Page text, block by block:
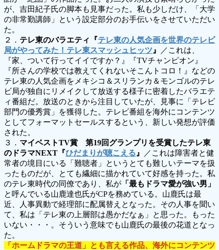
が、吉田紀子氏の脚本も見事だった。私も少しだけ、「大学
の非常勤講師」という設定部分のお手伝いをさせていただい
た。
２． テレ東のバラエティ『テレ東の人気企画を世界のテレビ
局がやってみた！テレ東スマッシュヒッツ 』
／これは、
『家、ついて行ってイイですか？』『TVチャンピオン』
『所さんの学校では教えてくれないそこんトコロ！』などの
テレ東の人気企画をメキシコ＆スリランカ＆モンゴルのテレ
ビ局が独自にリメイクして放送する様子に密着したバラエテ
ィ番組だ。放送のときから注目していたが、見事に「テレビ
部門の優秀賞」を獲得した。テレビ番組を海外にコンテンツ
としてフォーマットセールスするという、新しい発想が評価
された。
３． マイベストTV賞 第19回グランプリを受賞したテレ東
のドラマNEXT『ひだまりが聴こえる 』
／これは障害者と健
常者の境目にいる「難聴者」というとても難しいテーマを扱
ったものだが、とても繊細に描かれていて好感を持った。私
のテレ東時代の同僚であり、私が 「最もドラマ愛が強い男」
と呼んでいる山鹿達也氏がCPを務めている。山鹿氏は最
近、人事異動で経理部に配属替えとなった。その人事を聞い
て、私は「テレ東の上層部は愚かだなぁ」と思った。もった
いない・・・。そういう意味でも山鹿氏の最後の花道となっ
た。
「ホームドラマの王道」とも言える作品、海外にコンテンツ